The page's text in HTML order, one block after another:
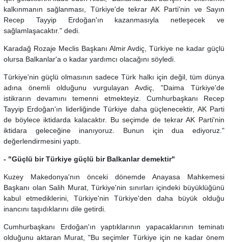
kalkınmanın sağlanması, Türkiye'de tekrar AK Parti'nin ve Sayın
Recep Tayyip Erdoğan'ın kazanmasıyla netleşecek ve
sağlamlaşacaktır." dedi.
Karadağ Rozaje Meclis Başkanı Almir Avdiç, Türkiye ne kadar güçlü
olursa Balkanlar'a o kadar yardımcı olacağını söyledi.
Türkiye'nin güçlü olmasının sadece Türk halkı için değil, tüm dünya
adına önemli olduğunu vurgulayan Avdiç, "Daima Türkiye'de
istikrarın devamını temenni etmekteyiz. Cumhurbaşkanı Recep
Tayyip Erdoğan'ın liderliğinde Türkiye daha güçlenecektir, AK Parti
de böylece iktidarda kalacaktır. Bu seçimde de tekrar AK Parti'nin
iktidara geleceğine inanıyoruz. Bunun için dua ediyoruz."
değerlendirmesini yaptı.
- "Güçlü bir Türkiye güçlü bir Balkanlar demektir"
Kuzey Makedonya'nın önceki dönemde Anayasa Mahkemesi
Başkanı olan Salih Murat, Türkiye'nin sınırları içindeki büyüklüğünü
kabul etmediklerini, Türkiye'nin Türkiye'den daha büyük olduğu
inancını taşıdıklarını dile getirdi.
Cumhurbaşkanı Erdoğan'ın yaptıklarının yapacaklarının teminatı
olduğunu aktaran Murat, "Bu seçimler Türkiye için ne kadar önem